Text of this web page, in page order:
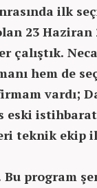
ilk
23 Haziran
çalıştık.
hem de
vardı;
eski istihbarat
teknik ekip
program